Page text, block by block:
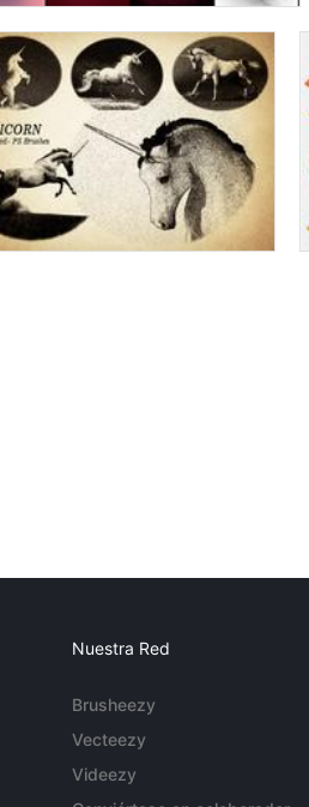
Nuestra Red
Brusheezy
Vecteezy
Videezy